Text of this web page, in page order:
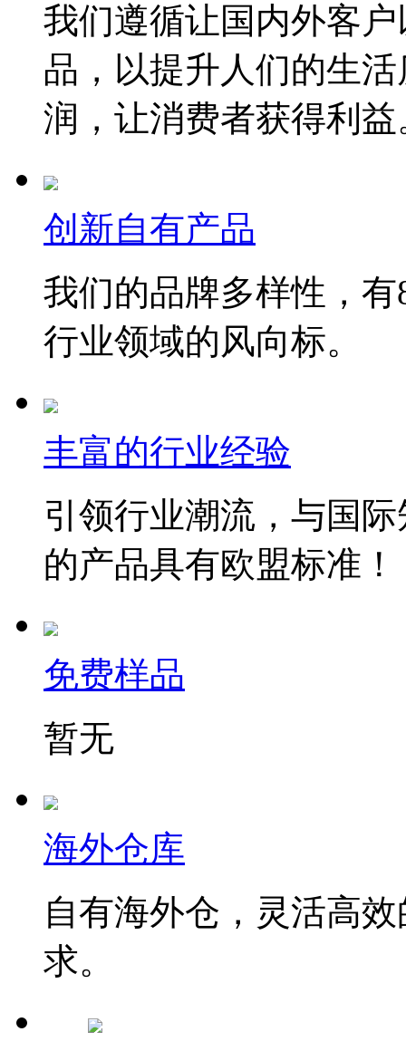
我们遵循让国内外客
品，以提升人们的生
润，让消费者获得利益
创新自有产品
我们的品牌多样性，
行业领域的风向标。
丰富的行业经验
引领行业潮流，与国
的产品具有欧盟标准！
免费样品
暂无
海外仓库
自有海外仓，灵活高
求。